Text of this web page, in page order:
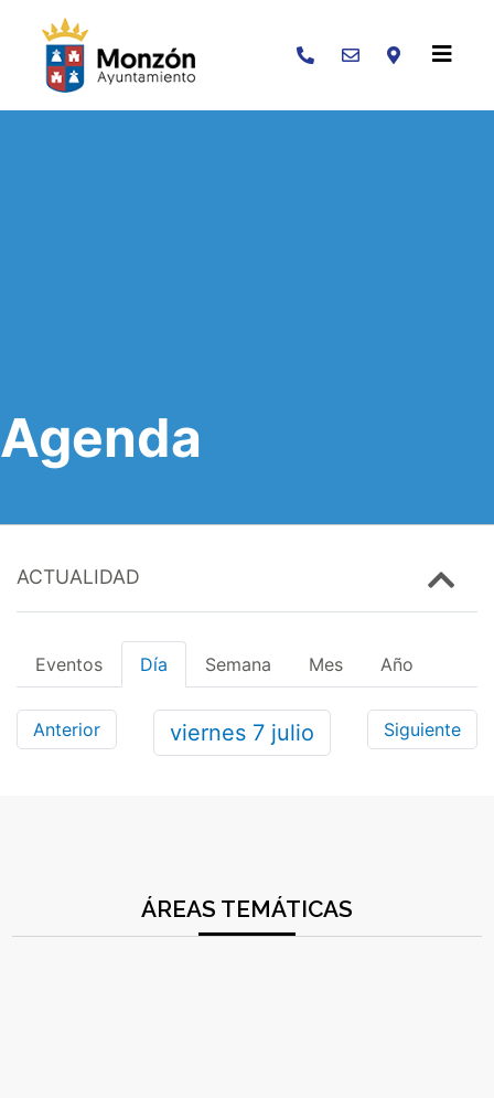
Buscar
Agenda
ACTUALIDAD
Eventos Día Semana Mes Año
Anterior viernes 7 julio Siguiente
ÁREAS TEMÁTICAS